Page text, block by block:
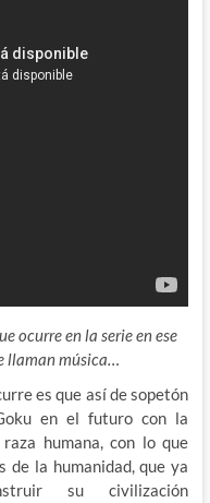
ocurre en la serie en ese
llaman música…
es que así de sopetón
en el futuro con la
humana, con lo que
de la humanidad, que ya
su civilización